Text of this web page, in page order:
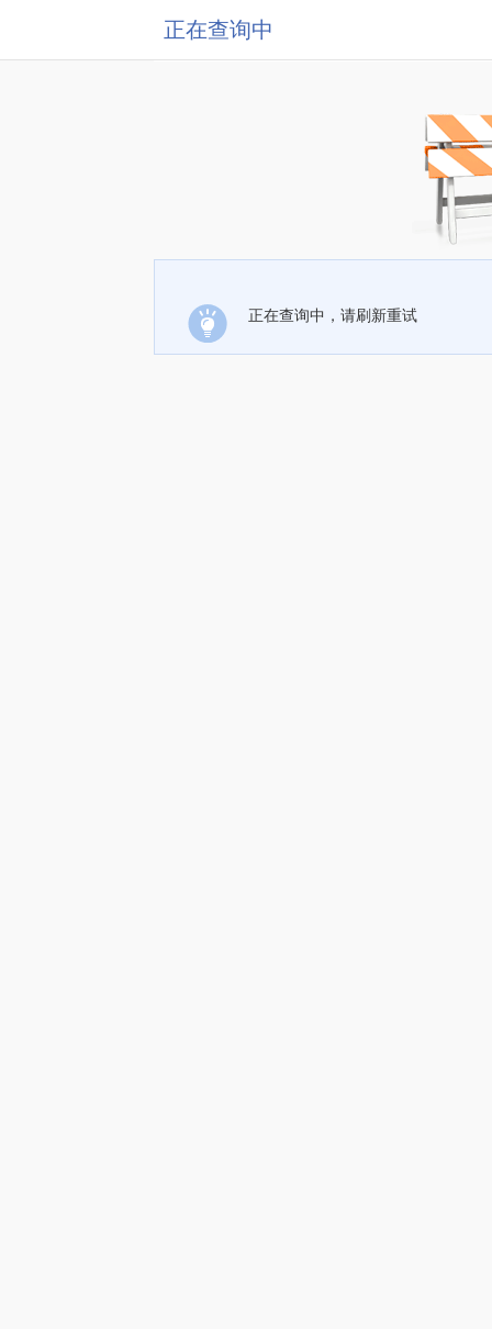
正在查询中
正在查询中，请刷新重试